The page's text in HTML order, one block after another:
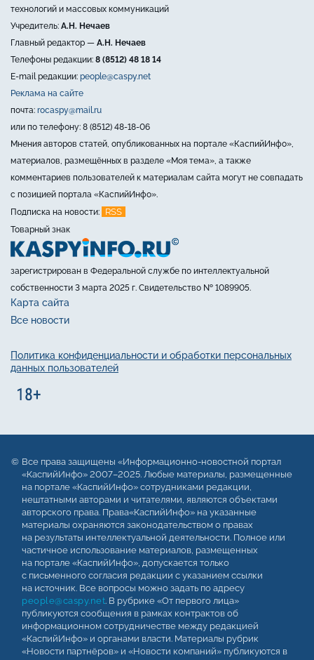
технологий и массовых коммуникаций
Учредитель: А.Н. Нечаев
Главный редактор — А.Н. Нечаев
Телефоны редакции: 8 (8512) 48 18 14
E-mail редакции: people@caspy.net
Реклама на сайте
почта: rocaspy@mail.ru
или по телефону: 8 (8512) 48-18-06
Мнения авторов статей, опубликованных на портале «КаспийИнфо»,
материалов, размещённых в разделе «Моя тема», а также
комментариев пользователей к материалам сайта могут не совпадать
с позицией портала «КаспийИнфо».
Подписка на новости:
RSS
Товарный знак
зарегистрирован в Федеральной службе по интеллектуальной
собственности 3 марта 2025 г. Свидетельство № 1089905.
Карта сайта
Все новости
Политика конфиденциальности и обработки персональных
данных пользователей
Все права защищены «Информационно-новостной портал
«КаспийИнфо» 2007–2025. Любые материалы, размещенные
на портале «КаспийИнфо» сотрудниками редакции,
нештатными авторами и читателями, являются объектами
авторского права. Права«КаспийИнфо» на указанные
материалы охраняются законодательством о правах
на результаты интеллектуальной деятельности. Полное или
частичное использование материалов, размещенных
на портале «КаспийИнфо», допускается только
с письменного согласия редакции с указанием ссылки
на источник. Все вопросы можно задать по адресу
people@caspy.net. В рубрике «От первого лица»
публикуются сообщения в рамках контрактов об
информационном сотрудничестве между редакцией
«КаспийИнфо» и органами власти. Материалы рубрик
«Новости партнёров» и «Новости компаний» публикуются в